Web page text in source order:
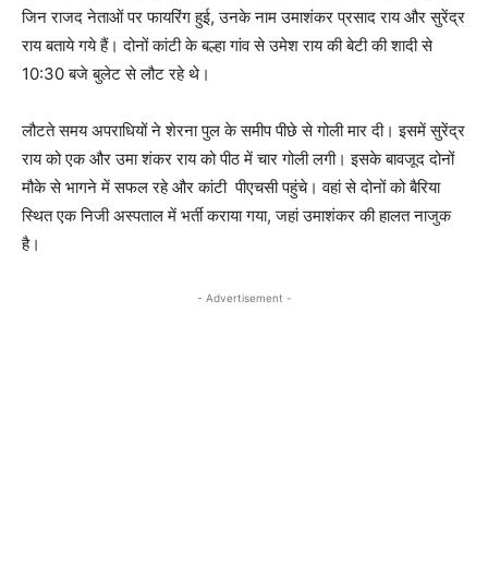
जिन राजद नेताओं पर फायरिंग हुई, उनके नाम उमाशंकर प्रसाद राय और सुरेंद्र
राय बताये गये हैं। दोनों कांटी के बल्हा गांव से उमेश राय की बेटी की शादी से
10:30 बजे बुलेट से लौट रहे थे।
लौटते समय अपराधियों ने शेरना पुल के समीप पीछे से गोली मार दी। इसमें सुरेंद्र
राय को एक और उमा शंकर राय को पीठ में चार गोली लगी। इसके बावजूद दोनों
मौके से भागने में सफल रहे और कांटी पीएचसी पहुंचे। वहां से दोनों को बैरिया
स्थित एक निजी अस्पताल में भर्ती कराया गया, जहां उमाशंकर की हालत नाजुक
है।
- Advertisement -